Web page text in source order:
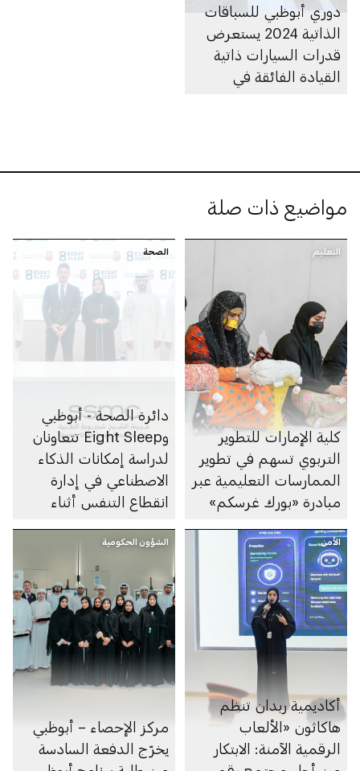
دوري أبوظبي للسباقات
الذاتية 2024 يستعرض
قدرات السيارات ذاتية
القيادة الفائقة في
مواضيع ذات صلة
التعليم
كلية الإمارات للتطوير
التربوي تسهم في تطوير
الممارسات التعليمية عبر
مبادرة «بورك غرسكم»
الصحة
دائرة الصحة - أبوظبي
وEight Sleep تتعاونان
لدراسة إمكانات الذكاء
الاصطناعي في إدارة
انقطاع التنفس أثناء
الأمن
أكاديمية ربدان تنظم
هاكاثون «الألعاب
الرقمية الآمنة: الابتكار
الشؤون الحكومية
مركز الإحصاء – أبوظبي
يخرّج الدفعة السادسة